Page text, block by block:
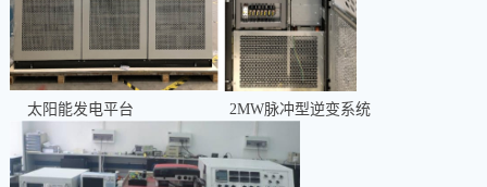
太阳能发电平台 2MW脉冲型逆变系统